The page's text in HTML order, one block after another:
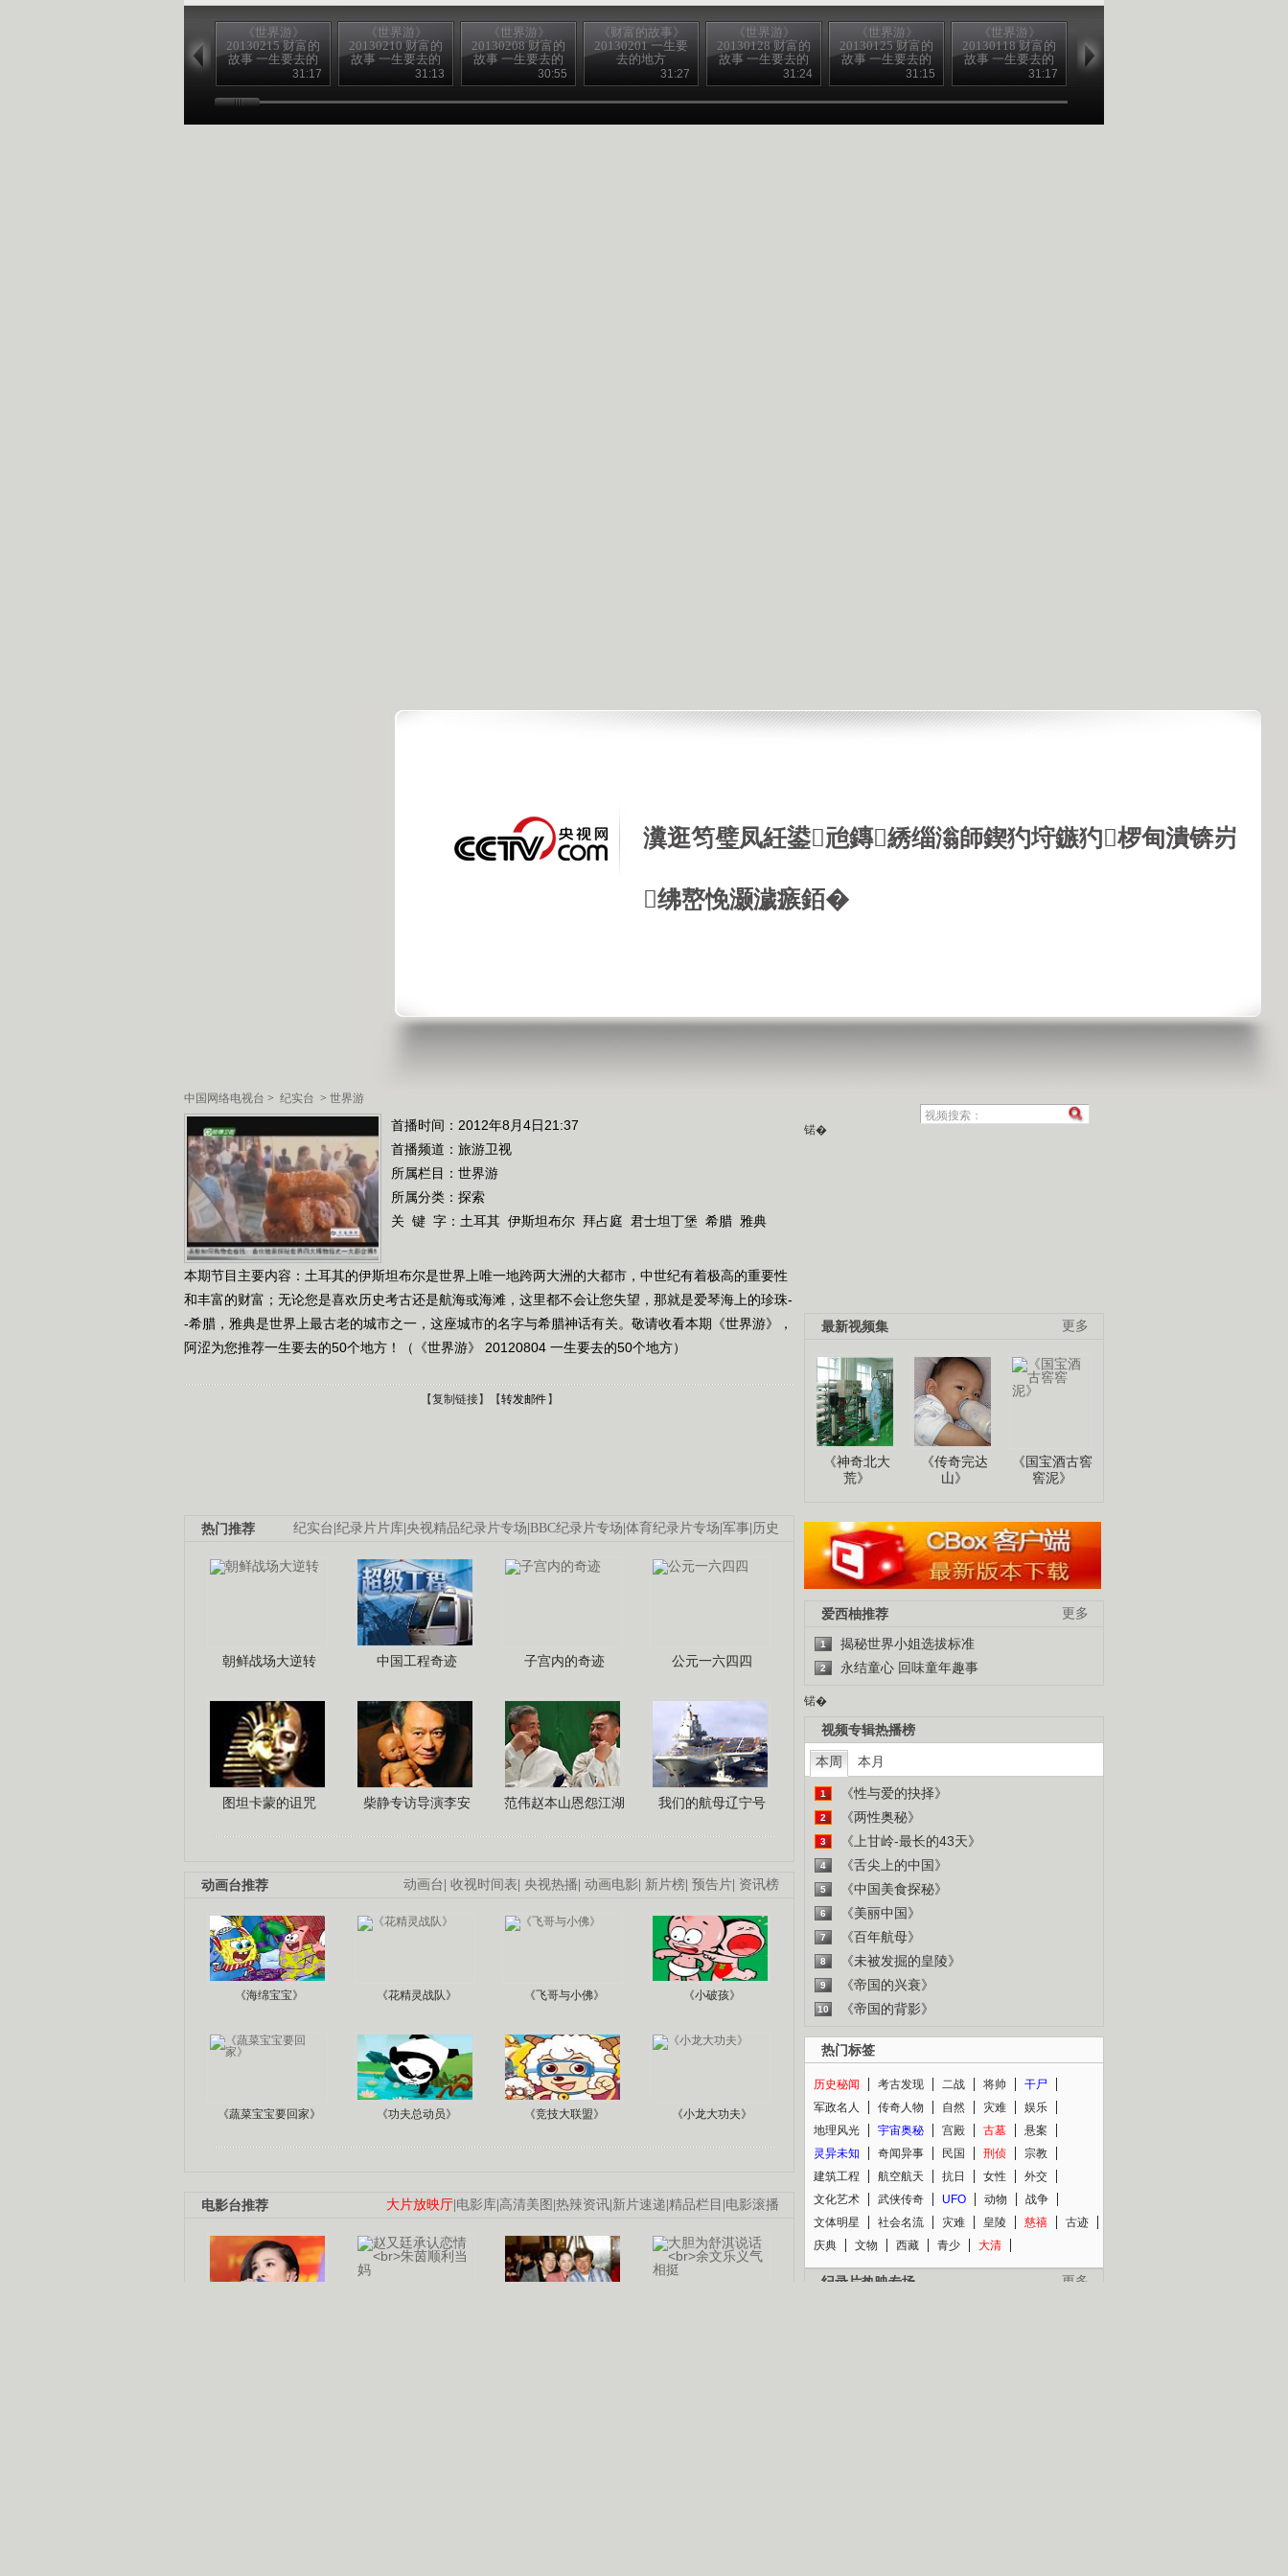
瀵逛笉璧凤紝鍙兘鏄綉缁滃師鍥犳垨鏃犳椤甸潰锛岃
绋嶅悗灏濊瘯銆�
中国网络电视台 > 纪实台 > 世界游
《世界游》
20130215 财富的
故事 一生要去的
31:17
《世界游》
20130210 财富的
故事 一生要去的
31:13
《世界游》
20130208 财富的
故事 一生要去的
30:55
《财富的故事》
20130201 一生要
去的地方
31:27
《世界游》
20130128 财富的
故事 一生要去的
31:24
《世界游》
20130125 财富的
故事 一生要去的
31:15
《世界游》
20130118 财富的
故事 一生要去的
31:17
20130104 财富的
故事 一生要去的
首播时间：2012年8月4日21:37
首播频道： 旅游卫视
所属栏目： 世界游
所属分类：探索
关 键 字： 土耳其 伊斯坦布尔 拜占庭 君士坦丁堡 希腊 雅典
本期节目主要内容：土耳其的伊斯坦布尔是世界上唯一地跨两大洲的大都市，中世纪有着极高的重要性
和丰富的财富；无论您是喜欢历史考古还是航海或海滩，这里都不会让您失望，那就是爱琴海上的珍珠-
-希腊，雅典是世界上最古老的城市之一，这座城市的名字与希腊神话有关。敬请收看本期《世界游》，
阿涩为您推荐一生要去的50个地方！（《世界游》 20120804 一生要去的50个地方）
【复制链接】【转发邮件 】
纪实台 纪录片片库 央视精品纪录片专场 BBC纪录片专场 体育纪录片专场 军事 历史
热门推荐
朝鲜战场大逆转 中国工程奇迹 子宫内的奇迹 公元一六四四
图坦卡蒙的诅咒 柴静专访导演李安 范伟赵本山恩怨江湖 我们的航母辽宁号
动画台 收视时间表 央视热播 动画电影 新片榜 预告片 资讯榜
动画台推荐
《海绵宝宝》 《花精灵战队》 《飞哥与小佛》 《小破孩》
《蔬菜宝宝要回家》 《功夫总动员》 《竞技大联盟》 《小龙大功夫》
大片放映厅 电影库 高清美图 热辣资讯 新片速递 精品栏目 电影滚播
电影台推荐
锘�
更多
最新视频集
《神奇北大
荒》
《传奇完达
山》
《国宝酒古窖
窖泥》
更多
爱西柚推荐
1 揭秘世界小姐选拔标准
2 永结童心 回味童年趣事
锘�
视频专辑热播榜
本周 本月
1 《性与爱的抉择》
2 《两性奥秘》
3 《上甘岭-最长的43天》
4 《舌尖上的中国》
5 《中国美食探秘》
6 《美丽中国》
7 《百年航母》
8 《未被发掘的皇陵》
9 《帝国的兴衰》
10 《帝国的背影》
热门标签
历史秘闻 考古发现 二战 将帅
干尸
军政名人
传奇人物 自然 灾难
娱乐
地理风光
宇宙奥秘 宫殿 古墓
悬案
灵异未知
奇闻异事 民国 刑侦
宗教
建筑工程
航空航天 抗日 女性
外交
文化艺术
武侠传奇 UFO 动物
战争
文体明星
社会名流 灾难 皇陵 慈禧
古迹
庆典
文物 西藏 青少 大清
更多
纪录片热映专场